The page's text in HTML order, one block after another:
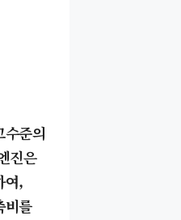
준의
진은
여,
비를